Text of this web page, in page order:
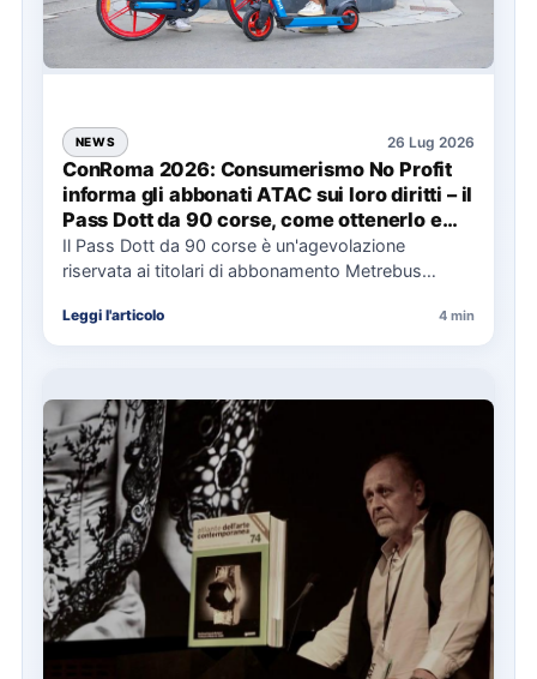
NEWS 26 Lug 2026
ConRoma 2026: Consumerismo No Profit
informa gli abbonati ATAC sui loro diritti – il
Pass Dott da 90 corse, come ottenerlo e
cosa spetta in caso di disservizi
Il Pass Dott da 90 corse è un'agevolazione
riservata ai titolari di abbonamento Metrebus
Leggi l'articolo 4 min